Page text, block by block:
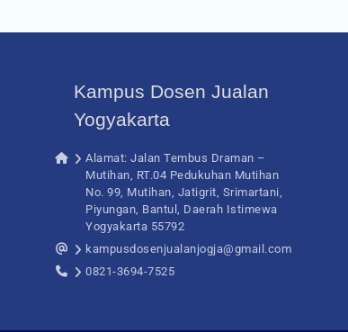
Kampus Dosen Jualan
Yogyakarta
Alamat: Jalan Tembus Draman –
Mutihan, RT.04 Pedukuhan Mutihan
No. 99, Mutihan, Jatigrit, Srimartani,
Piyungan, Bantul, Daerah Istimewa
Yogyakarta 55792
kampusdosenjualanjogja@gmail.com
0821-3694-7525